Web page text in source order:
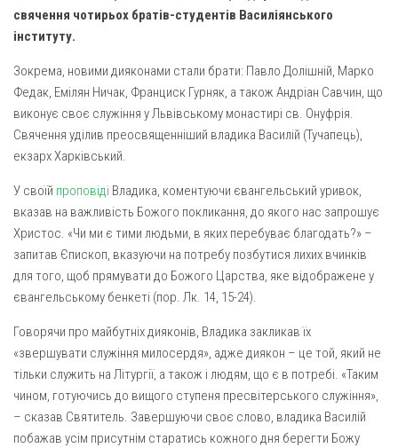
Архистратига Михаїла (м. Люботин)
Преображенська парафія (м. Лозова)
Парафія Благовіщення Пресвятої Богородиці (смт
Золочів)
Парафія Різдва Пресвятої Богородиці м. Берестин
(Красноград)
Парохії Полтавської області
Всіх Святих українського народу (м. Полтава)
Свято-Юріївська парафія (м. Полтава)
Благовіщення Пресвятої Богородиці (с. Шевченки)
Введення у храм Пресвятої Богородиці (с. Дашківка)
Вознесіння ГНІХ (с. Витівка)
Вознесіння Господнього (м. Кобеляки)
Газета Християнський голос
Надруковані числа
Молитви
Галерея
Рух pro-life
свячення чотирьох братів-студентів Василіянського
інституту.
Зокрема, новими дияконами стали брати: Павло Долішній, Марко
Федак, Емілян Ничак, Франциск Гурняк, а також Андріан Савчин, що
виконує своє служіння у Львівському монастирі св. Онуфрія.
Свячення уділив преосвященніший владика Василій (Тучапець),
екзарх Харківський.
У своїй проповіді Владика, коментуючи євангельський уривок,
вказав на важливість Божого покликання, до якого нас запрошує
Христос. «Чи ми є тими людьми, в яких перебуває благодать?» –
запитав Єпископ, вказуючи на потребу позбутися лихих вчинків
для того, щоб прямувати до Божого Царства, яке відображене у
євангельському бенкеті (пор. Лк. 14, 15-24).
Говорячи про майбутніх дияконів, Владика закликав їх
«звершувати служіння милосердя», адже диякон – це той, який не
тільки служить на Літургії, а також і людям, що є в потребі. «Таким
чином, готуючись до вищого ступеня пресвітерського служіння»,
– сказав Святитель. Завершуючи своє слово, владика Василій
побажав усім присутнім старатись кожного дня берегти Божу